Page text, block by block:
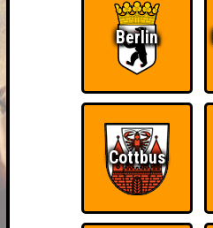
Berlin
Cottbus